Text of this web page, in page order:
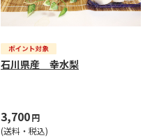
石川県産 幸水梨
3,700円
(送料・税込)